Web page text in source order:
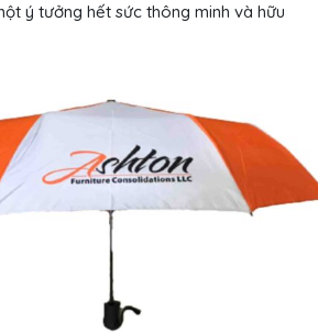
ý tưởng hết sức thông minh và hữu